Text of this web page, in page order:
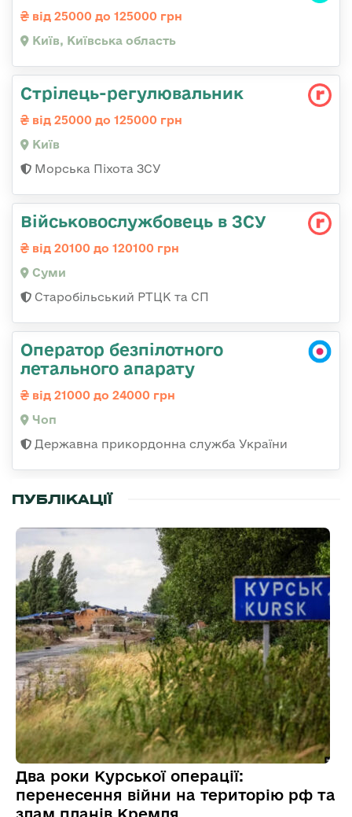
від 25000 до 125000 грн
Київ, Київська область
Стpілець-регулювальник
від 25000 до 125000 грн
Київ
Морська Піхота ЗСУ
Військовослужбовець в ЗСУ
від 20100 до 120100 грн
Суми
Старобільський РТЦК та СП
Оператор безпілотного
летального апарату
від 21000 до 24000 грн
Чоп
Державна прикордонна служба України
ПУБЛІКАЦІЇ
Два роки Курської операції:
перенесення війни на територію рф та